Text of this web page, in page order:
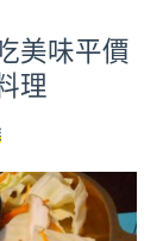
美味平價
理